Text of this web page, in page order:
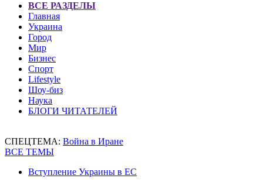
ВСЕ РАЗДЕЛЫ
Главная
Украина
Город
Мир
Бизнес
Спорт
Lifestyle
Шоу-биз
Наука
БЛОГИ ЧИТАТЕЛЕЙ
СПЕЦТЕМА: Война в Иране
ВСЕ ТЕМЫ
Вступление Украины в ЕС